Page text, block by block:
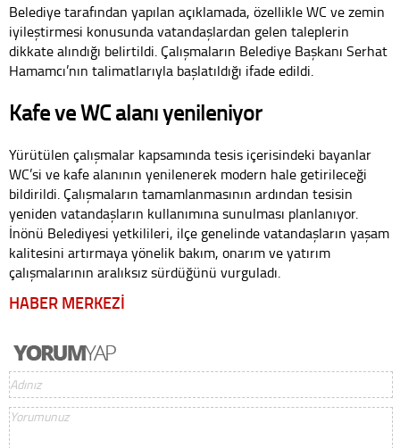
Belediye tarafından yapılan açıklamada, özellikle WC ve zemin
iyileştirmesi konusunda vatandaşlardan gelen taleplerin
dikkate alındığı belirtildi. Çalışmaların Belediye Başkanı Serhat
Hamamcı’nın talimatlarıyla başlatıldığı ifade edildi.
Kafe ve WC alanı yenileniyor
Yürütülen çalışmalar kapsamında tesis içerisindeki bayanlar
WC’si ve kafe alanının yenilenerek modern hale getirileceği
bildirildi. Çalışmaların tamamlanmasının ardından tesisin
yeniden vatandaşların kullanımına sunulması planlanıyor.
İnönü Belediyesi yetkilileri, ilçe genelinde vatandaşların yaşam
kalitesini artırmaya yönelik bakım, onarım ve yatırım
çalışmalarının aralıksız sürdüğünü vurguladı.
HABER MERKEZİ